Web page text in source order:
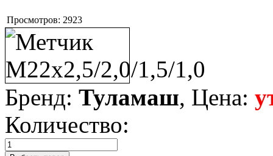
Просмотров: 2923
Бренд: Туламаш, Цена:
Количество: